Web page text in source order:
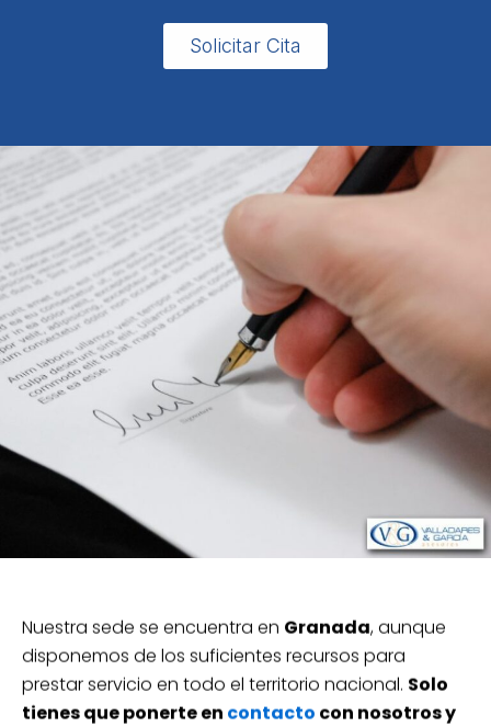
Solicitar Cita
Nuestra sede se encuentra en Granada, aunque
disponemos de los suficientes recursos para
prestar servicio en todo el territorio nacional. Solo
tienes que ponerte en contacto con nosotros y